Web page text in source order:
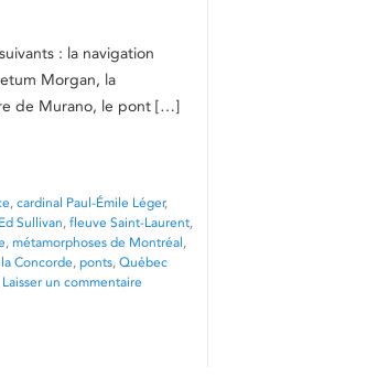
: la navigation
Morgan, la
de Murano, le pont […]
, cardinal Paul-Émile Léger,
Ed Sullivan, fleuve Saint-Laurent,
, métamorphoses de Montréal,
Concorde, ponts, Québec
Laisser un commentaire